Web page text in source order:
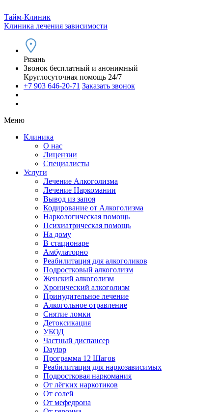
Тайм-Клиник
Клиника лечения зависимости
Рязань
Звонок бесплатный и анонимный
Круглосуточная помощь 24/7
+7 903 646-20-71 Заказать звонок
Меню
Клиника
О нас
Лицензии
Специалисты
Услуги
Лечение Алкоголизма
Лечение Наркомании
Вывод из запоя
Кодирование от Алкоголизма
Наркологическая помощь
Психиатрическая помощь
На дому
В стационаре
Амбулаторно
Реабилитация для алкоголиков
Подростковый алкоголизм
Женский алкоголизм
Хронический алкоголизм
Принудительное лечение
Алкогольное отравление
Снятие ломки
Детоксикация
УБОД
Частный диспансер
Daytop
Программа 12 Шагов
Реабилитация для наркозависимых
Подростковая наркомания
От лёгких наркотиков
От солей
От мефедрона